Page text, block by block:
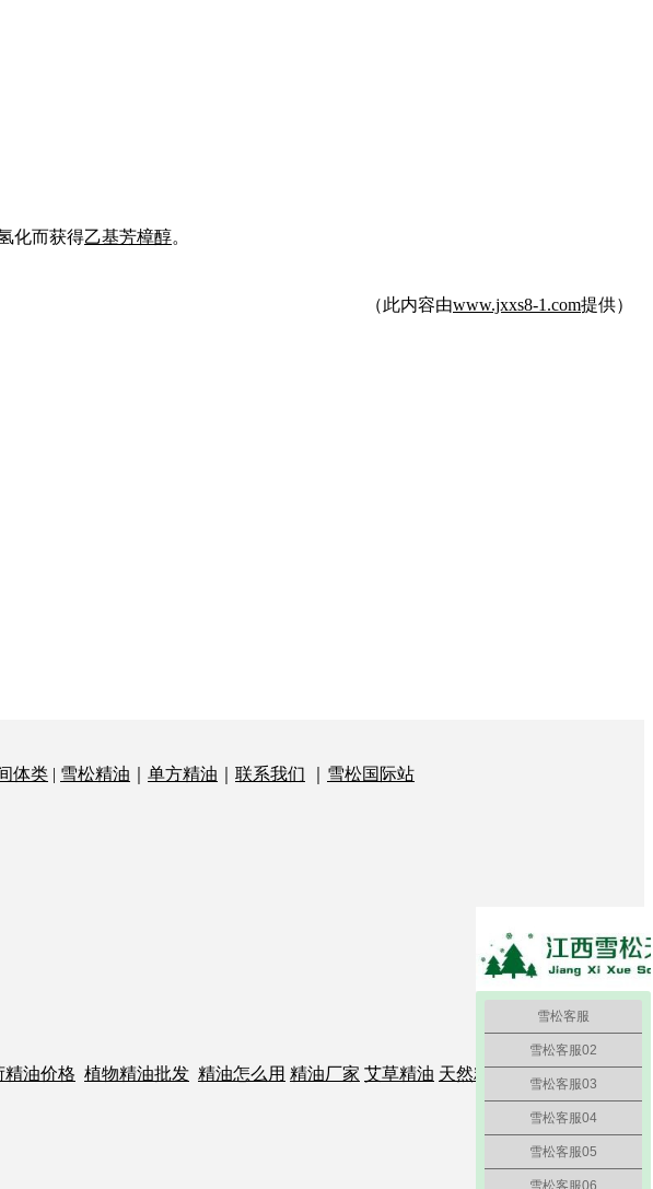
化而获得乙基芳樟醇。
（此内容由www.jxxs8-1.com提供）
体类 | 雪松精油 单方精油 联系我们 雪松国际站
精油价格 植物精油批发 精油怎么用 精油厂家 艾草精油 天然精
雪松客服
雪松客服02
雪松客服03
雪松客服04
雪松客服05
雪松客服06